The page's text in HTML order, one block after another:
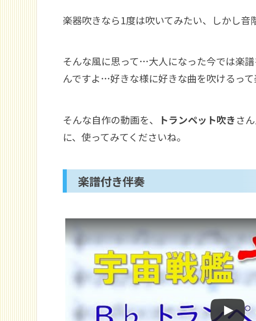
楽器吹きなら1度は吹いてみたい、しかし音
そんな風に思って…大人になった今では楽
んですよ…好きな様に好きな曲を吹けるって
そんな自作の動画を、 トランペット吹きさ
に、使ってみてくださいね。
楽譜付き伴奏